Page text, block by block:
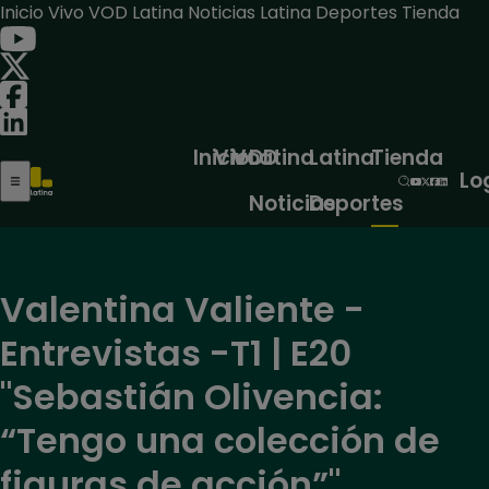
Inicio Vivo VOD Latina Noticias Latina Deportes Tienda
Inicio
Vivo
VOD
Latina
Noticias
Latina
Deportes
Tienda
Valentina Valiente -
Entrevistas -T1 | E20
"Sebastián Olivencia:
“Tengo una colección de